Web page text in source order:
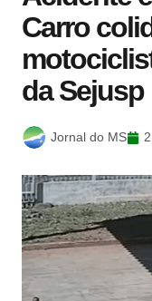
Carro
da Sejusp
Jornal do MS